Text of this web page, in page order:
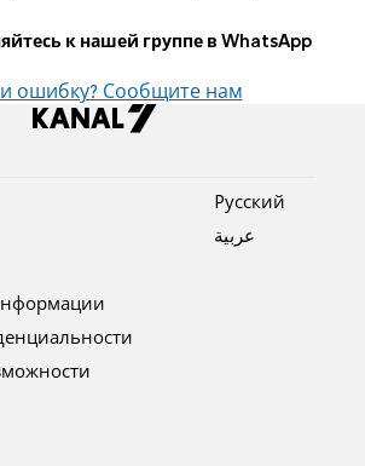
к нашей группе в WhatsApp
ошибку? Сообщите нам
Pусский
عربية